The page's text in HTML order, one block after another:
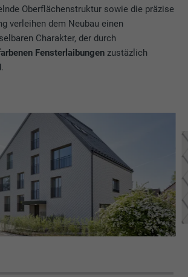
Oberflächenstruktur sowie die präzise
verleihen dem Neubau einen
Charakter, der durch
Fensterlaibungen zustäzlich